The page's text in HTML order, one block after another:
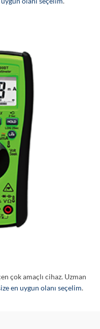
çok amaçlı cihaz. Uzman
en uygun olanı seçelim.